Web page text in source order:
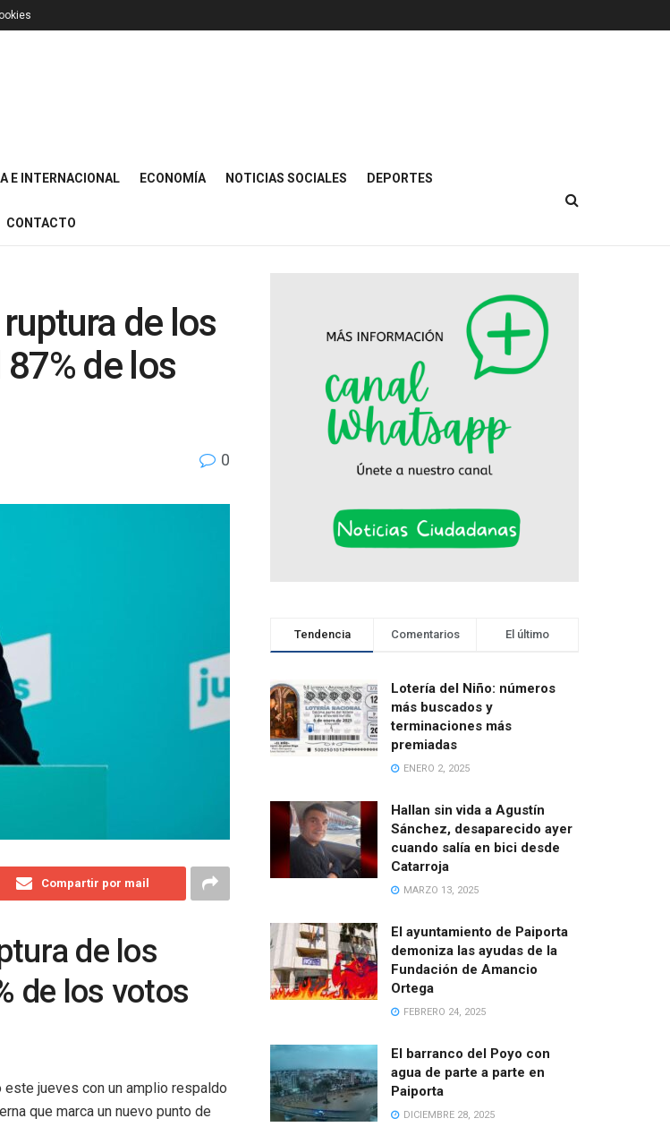
E INTERNACIONAL ECONOMÍA NOTICIAS SOCIALES DEPORTES
CONTACTO
de los
de los
0
Compartir por mail
de los
de los votos
este jueves con un amplio respaldo
que marca un nuevo punto de
Tendencia Comentarios El último
Lotería del Niño: números
más buscados y
terminaciones más
premiadas
ENERO 2, 2025
Hallan sin vida a Agustín
Sánchez, desaparecido ayer
cuando salía en bici desde
Catarroja
MARZO 13, 2025
El ayuntamiento de Paiporta
demoniza las ayudas de la
Fundación de Amancio
Ortega
FEBRERO 24, 2025
El barranco del Poyo con
agua de parte a parte en
Paiporta
DICIEMBRE 28, 2025